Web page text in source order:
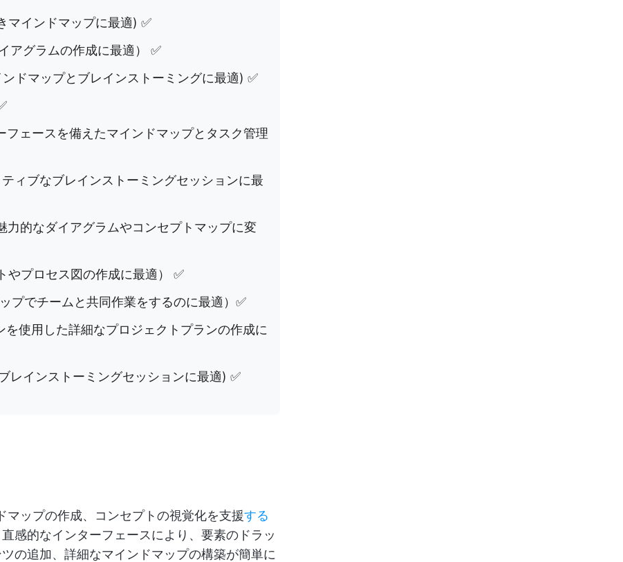
マインドマップに最適) ✅
アグラムの作成に最適） ✅
ドマップとブレインストーミングに最適) ✅
フェースを備えたマインドマップとタスク管理
ィブなブレインストーミングセッションに最
力的なダイアグラムやコンセプトマップに変
やプロセス図の作成に最適） ✅
プでチームと共同作業をするのに最適）✅
を使用した詳細なプロジェクトプランの作成に
レインストーミングセッションに最適) ✅
ップの作成、コンセプトの視覚化を支援する
直感的なインターフェースにより、要素のドラッ
の追加、詳細なマインドマップの構築が簡単に